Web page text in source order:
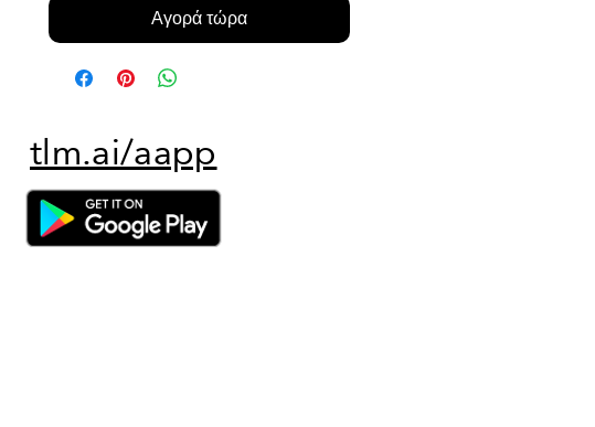
Αγορά τώρα
tlm.ai/aapp